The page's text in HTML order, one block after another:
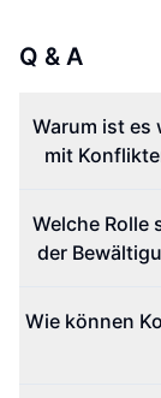
Q & A
Warum ist es
mit
Welche Rolle
der
Wie können